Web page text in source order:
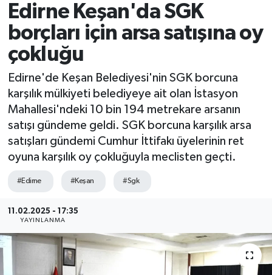
Edirne Keşan'da SGK
borçları için arsa satışına oy
çokluğu
Edirne'de Keşan Belediyesi'nin SGK borcuna
karşılık mülkiyeti belediyeye ait olan İstasyon
Mahallesi'ndeki 10 bin 194 metrekare arsanın
satışı gündeme geldi. SGK borcuna karşılık arsa
satışları gündemi Cumhur İttifakı üyelerinin ret
oyuna karşılık oy çokluğuyla meclisten geçti.
#Edirne #Keşan #Sgk
11.02.2025 - 17:35
YAYINLANMA
Eğitim
Ekonomi
Genel
Gündem
Magazin
Siyaset
Spor
Teknoloji
Trafik Durumu
Süper Lig Puan Durumu ve Fikstür
Tüm Manşetler
Son Dakika Haberleri
Haber Arşivi